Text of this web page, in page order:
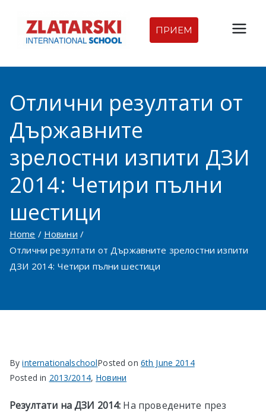
content
Междуна
родна
гимназия
Златарск
и |
Междуна
училище
ПРИЕМ
Отлични резултати от
Държавните
зрелостни изпити ДЗИ
2014: Четири пълни
шестици
Home
Новини
Отлични резултати от Държавните зрелостни изпити
ДЗИ 2014: Четири пълни шестици
ByinternationalschoolPosted on 6th June 2014
Posted in 2013/2014, Новини
Резултати на ДЗИ 2014: На проведените през